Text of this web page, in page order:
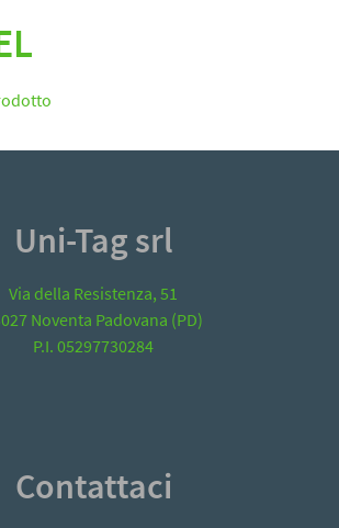
Uni-Tag srl
Via della Resistenza, 51
Noventa Padovana (PD)
P.I. 05297730284
Contattaci